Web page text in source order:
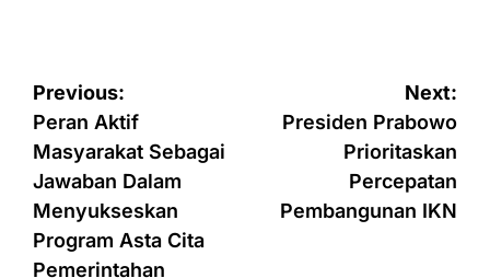
Post
navigation
Previous:
Peran Aktif
Masyarakat Sebagai
Jawaban Dalam
Menyukseskan
Program Asta Cita
Pemerintahan
Next:
Presiden Prabowo
Prioritaskan
Percepatan
Pembangunan IKN